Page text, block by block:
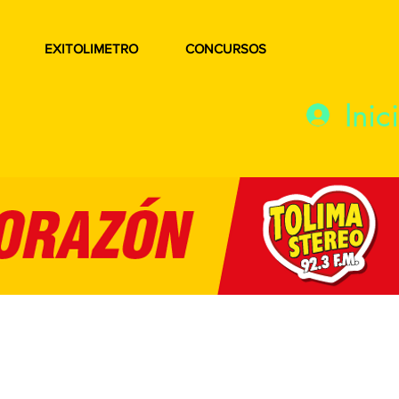
EXITOLIMETRO CONCURSOS